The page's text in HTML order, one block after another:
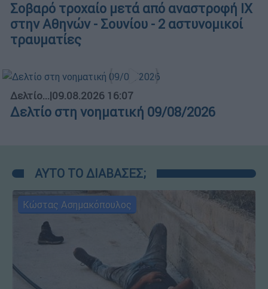
Σοβαρό τροχαίο μετά από αναστροφή ΙΧ
στην Αθηνών - Σουνίου - 2 αστυνομικοί
τραυματίες
Δελτίο...|09.08.2026 16:07
Δελτίο στη νοηματική 09/08/2026
ΑΥΤΟ ΤΟ ΔΙΑΒΑΣΕΣ;
Κώστας Ασημακόπουλος